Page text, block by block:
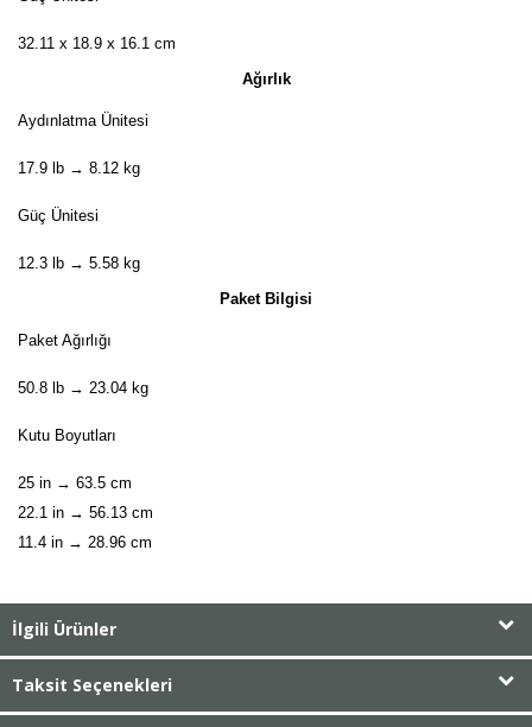
32.11 x 18.9 x 16.1 cm
Ağırlık
Aydınlatma Ünitesi
17.9 lb → 8.12 kg
Güç Ünitesi
12.3 lb → 5.58 kg
Paket Bilgisi
Paket Ağırlığı
50.8 lb → 23.04 kg
Kutu Boyutları
25 in → 63.5 cm
22.1 in → 56.13 cm
11.4 in → 28.96 cm
İlgili Ürünler
Taksit Seçenekleri